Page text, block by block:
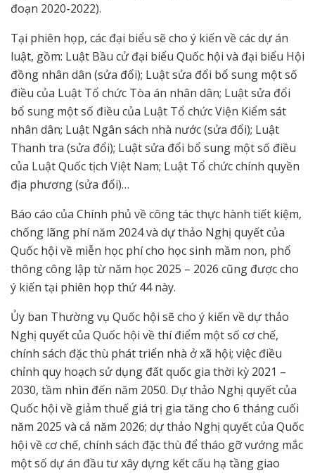
đoạn 2020-2022).
Tại phiên họp, các đại biểu sẽ cho ý kiến về các dự án
luật, gồm: Luật Bầu cử đại biểu Quốc hội và đại biểu Hội
đồng nhân dân (sửa đổi); Luật sửa đổi bổ sung một số
điều của Luật Tổ chức Tòa án nhân dân; Luật sửa đổi
bổ sung một số điều của Luật Tổ chức Viện Kiểm sát
nhân dân; Luật Ngân sách nhà nước (sửa đổi); Luật
Thanh tra (sửa đổi); Luật sửa đổi bổ sung một số điều
của Luật Quốc tịch Việt Nam; Luật Tổ chức chính quyền
địa phương (sửa đổi)…
Báo cáo của Chính phủ về công tác thực hành tiết kiệm,
chống lãng phí năm 2024 và dự thảo Nghị quyết của
Quốc hội về miễn học phí cho học sinh mầm non, phổ
thông công lập từ năm học 2025 – 2026 cũng được cho
ý kiến tại phiên họp thứ 44 này.
Ủy ban Thường vụ Quốc hội sẽ cho ý kiến về dự thảo
Nghị quyết của Quốc hội về thí điểm một số cơ chế,
chính sách đặc thù phát triển nhà ở xã hội; việc điều
chỉnh quy hoạch sử dụng đất quốc gia thời kỳ 2021 –
2030, tầm nhìn đến năm 2050. Dự thảo Nghị quyết của
Quốc hội về giảm thuế giá trị gia tăng cho 6 tháng cuối
năm 2025 và cả năm 2026; dự thảo Nghị quyết của Quốc
hội về cơ chế, chính sách đặc thù để tháo gỡ vướng mắc
một số dự án đầu tư xây dựng kết cấu hạ tầng giao